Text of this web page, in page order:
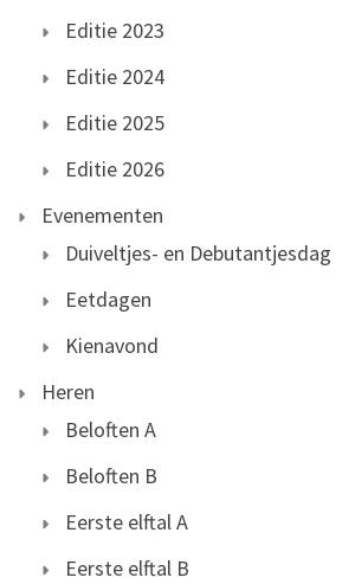
Editie 2023
Editie 2024
Editie 2025
Editie 2026
Evenementen
Duiveltjes- en Debutantjesdag
Eetdagen
Kienavond
Heren
Beloften A
Beloften B
Eerste elftal A
Eerste elftal B